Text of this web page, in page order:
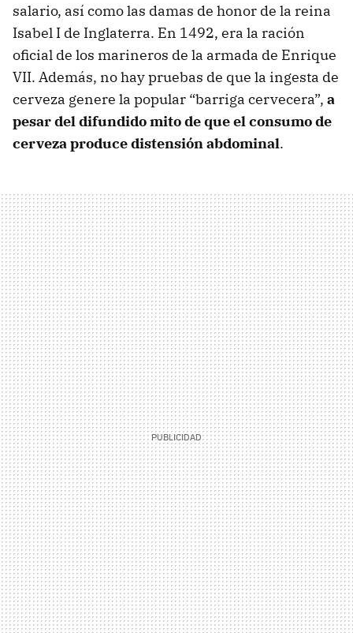
salario, así como las damas de honor de la reina
Isabel I de Inglaterra. En 1492, era la ración
oficial de los marineros de la armada de Enrique
VII. Además, no hay pruebas de que la ingesta de
cerveza genere la popular “barriga cervecera”, a
pesar del difundido mito de que el consumo de
cerveza produce distensión abdominal.